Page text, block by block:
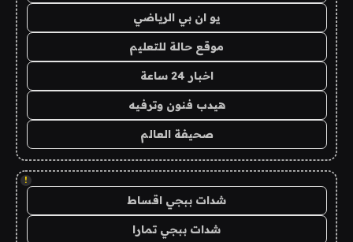
يو ان بي الرياضي
موقع حالة للتعليم
اخبار 24 ساعة
هيدب فنون وترفيه
صحيفة العالم
!
شدات ببجي اقساط
شدات ببجي تمارا